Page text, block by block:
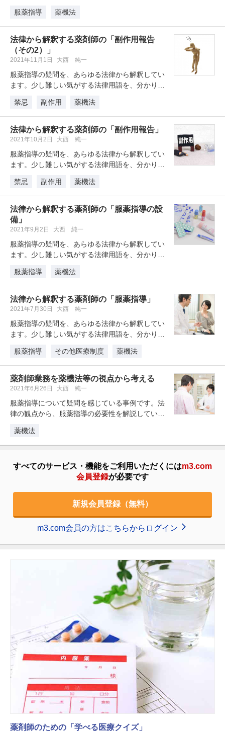
服薬指導
薬機法
法律から解釈する薬剤師の「副作用報告
（その2）」
2021年11月1日 大西 純一
服薬指導の疑問を、あらゆる法律から解釈してい
ます。少し難しい気がする法律用語を、分かりや
禁忌
副作用 薬機法
法律から解釈する薬剤師の「副作用報告」
2021年10月2日 大西 純一
服薬指導の疑問を、あらゆる法律から解釈してい
ます。少し難しい気がする法律用語を、分かりや
禁忌
副作用 薬機法
法律から解釈する薬剤師の「服薬指導の設
備」
2021年9月2日 大西 純一
服薬指導の疑問を、あらゆる法律から解釈してい
ます。少し難しい気がする法律用語を、分かりや
服薬指導
薬機法
法律から解釈する薬剤師の「服薬指導」
2021年7月30日 大西 純一
服薬指導の疑問を、あらゆる法律から解釈してい
ます。少し難しい気がする法律用語を、分かりや
服薬指導
その他医療制度 薬機法
薬剤師業務を薬機法等の視点から考える
2021年6月26日 大西 純一
服薬指導について疑問を感じている事例です。法
律の観点から、服薬指導の必要性を解説していま
薬機法
すべてのサービス・機能をご利用いただくにはm3.com
会員登録が必要です
新規会員登録（無料）
m3.com会員の方はこちらからログイン
薬剤師のための「学べる医療クイズ」